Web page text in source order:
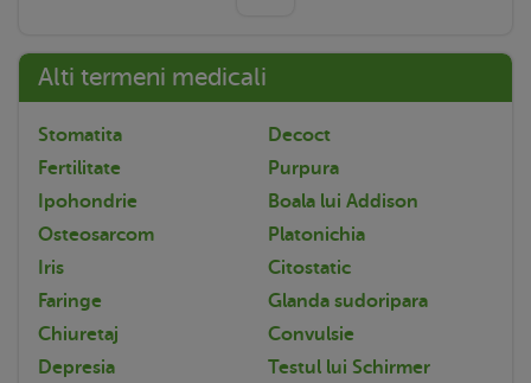
Alti termeni medicali
Stomatita
Decoct
Fertilitate
Purpura
Ipohondrie
Boala lui Addison
Osteosarcom
Platonichia
Iris
Citostatic
Faringe
Glanda sudoripara
Chiuretaj
Convulsie
Depresia
Testul lui Schirmer